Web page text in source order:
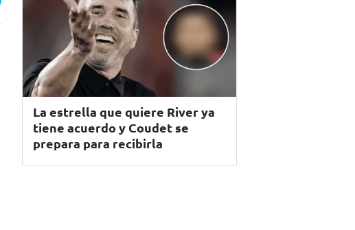
La estrella que quiere River ya
tiene acuerdo y Coudet se
prepara para recibirla